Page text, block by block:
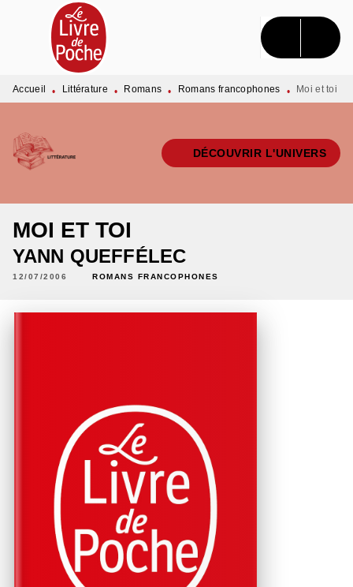
MENU RECHERCHE CONTENU
PIED DE PAGE
Accueil • Littérature • Romans • Romans francophones • Moi et toi
DÉCOUVRIR L'UNIVERS
MOI ET TOI
YANN QUEFFÉLEC
12/07/2006 ROMANS FRANCOPHONES